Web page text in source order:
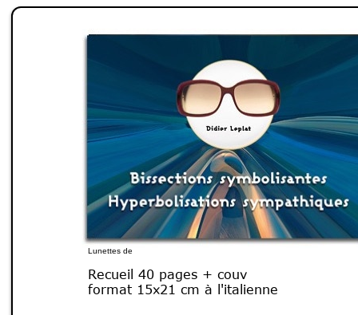
Lunettes de
Recueil 40 pages + couv
format 15x21 cm à l'italienne